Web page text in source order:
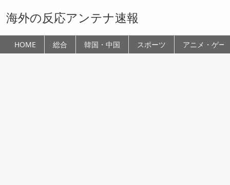
海外の反応アンテナ速報
HOME 総合 韓国・中国 スポーツ アニメ・ゲー